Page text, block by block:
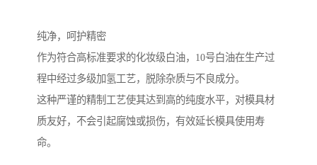
纯净，呵护精密
作为符合高标准要求的化妆级白油，10号白油在生产过
程中经过多级加氢工艺，脱除杂质与不良成分。
这种严谨的精制工艺使其达到高的纯度水平，对模具材
质友好，不会引起腐蚀或损伤，有效延长模具使用寿
命。